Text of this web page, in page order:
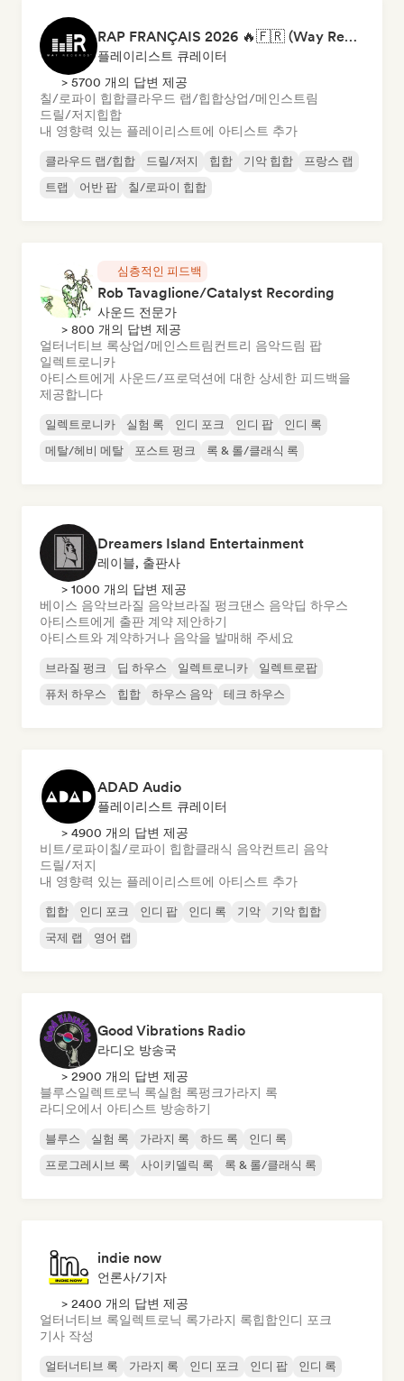
RAP FRANÇAIS 2026 🔥🇫🇷 (Way Records)
플레이리스트 큐레이터
> 5700 개의 답변 제공
칠/로파이 힙합클라우드 랩/힙합상업/메인스트림
드릴/저지힙합
내 영향력 있는 플레이리스트에 아티스트 추가
클라우드 랩/힙합 드릴/저지 힙합 기악 힙합
프랑스 랩
트랩
어반 팝 칠/로파이 힙합
심층적인 피드백
Rob Tavaglione/Catalyst Recording
사운드 전문가
> 800 개의 답변 제공
얼터너티브 록상업/메인스트림컨트리 음악드림 팝
일렉트로니카
아티스트에게 사운드/프로덕션에 대한 상세한 피드백을
제공합니다
일렉트로니카 실험 록 인디 포크 인디 팝
인디 록
메탈/헤비 메탈
포스트 펑크 록 & 롤/클래식 록
Dreamers Island Entertainment
레이블, 출판사
> 1000 개의 답변 제공
베이스 음악브라질 음악브라질 펑크댄스 음악딥 하우스
아티스트에게 출판 계약 제안하기
아티스트와 계약하거나 음악을 발매해 주세요
브라질 펑크 딥 하우스 일렉트로니카
일렉트로팝
퓨처 하우스
힙합 하우스 음악 테크 하우스
ADAD Audio
플레이리스트 큐레이터
> 4900 개의 답변 제공
비트/로파이칠/로파이 힙합클래식 음악컨트리 음악
드릴/저지
내 영향력 있는 플레이리스트에 아티스트 추가
힙합 인디 포크 인디 팝 인디 록 기악
기악 힙합
국제 랩
영어 랩
Good Vibrations Radio
라디오 방송국
> 2900 개의 답변 제공
블루스일렉트로닉 록실험 록펑크가라지 록
라디오에서 아티스트 방송하기
블루스 실험 록 가라지 록 하드 록
인디 록
프로그레시브 록
사이키델릭 록 록 & 롤/클래식 록
indie now
언론사/기자
> 2400 개의 답변 제공
얼터너티브 록일렉트로닉 록가라지 록힙합인디 포크
기사 작성
얼터너티브 록 가라지 록 인디 포크 인디 팝
인디 록